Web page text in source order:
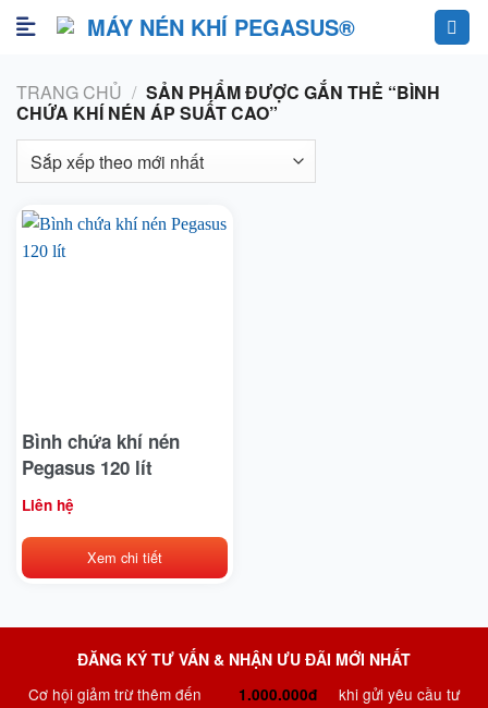
Skip
TRANG CHỦ / SẢN PHẨM ĐƯỢC GẮN THẺ “BÌNH
CHỨA KHÍ NÉN ÁP SUẤT CAO”
Bình chứa khí nén
Pegasus 120 lít
Liên hệ
Xem chi tiết
ĐĂNG KÝ TƯ VẤN & NHẬN ƯU ĐÃI MỚI NHẤT
Cơ hội giảm trừ thêm đến
1.000.000đ
khi gửi yêu cầu tư